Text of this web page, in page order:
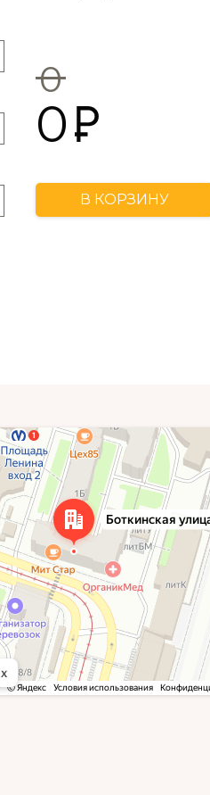
0
0
В КОРЗИНУ